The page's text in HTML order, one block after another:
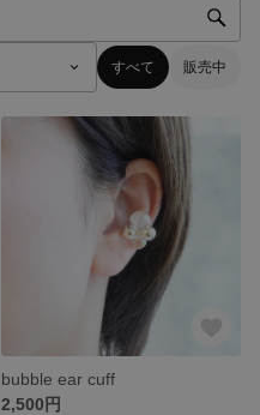
すべて 販売中
bubble ear cuff
2,500円